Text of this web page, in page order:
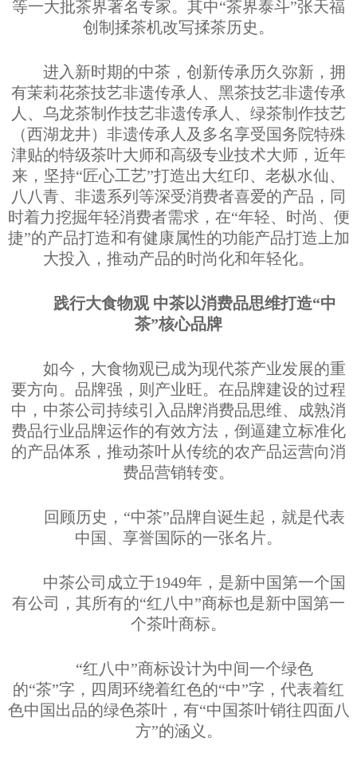
等一大批茶界著名专家。其中“茶界泰斗”张天福
创制揉茶机改写揉茶历史。
进入新时期的中茶，创新传承历久弥新，拥
有茉莉花茶技艺非遗传承人、黑茶技艺非遗传承
人、乌龙茶制作技艺非遗传承人、绿茶制作技艺
（西湖龙井）非遗传承人及多名享受国务院特殊
津贴的特级茶叶大师和高级专业技术大师，近年
来，坚持“匠心工艺”打造出大红印、老枞水仙、
八八青、非遗系列等深受消费者喜爱的产品，同
时着力挖掘年轻消费者需求，在“年轻、时尚、便
捷”的产品打造和有健康属性的功能产品打造上加
大投入，推动产品的时尚化和年轻化。
践行大食物观 中茶以消费品思维打造“中
茶”核心品牌
如今，大食物观已成为现代茶产业发展的重
要方向。品牌强，则产业旺。在品牌建设的过程
中，中茶公司持续引入品牌消费品思维、成熟消
费品行业品牌运作的有效方法，倒逼建立标准化
的产品体系，推动茶叶从传统的农产品运营向消
费品营销转变。
回顾历史，“中茶”品牌自诞生起，就是代表
中国、享誉国际的一张名片。
中茶公司成立于1949年，是新中国第一个国
有公司，其所有的“红八中”商标也是新中国第一
个茶叶商标。
“红八中”商标设计为中间一个绿色
的“茶”字，四周环绕着红色的“中”字，代表着红
色中国出品的绿色茶叶，有“中国茶叶销往四面八
方”的涵义。